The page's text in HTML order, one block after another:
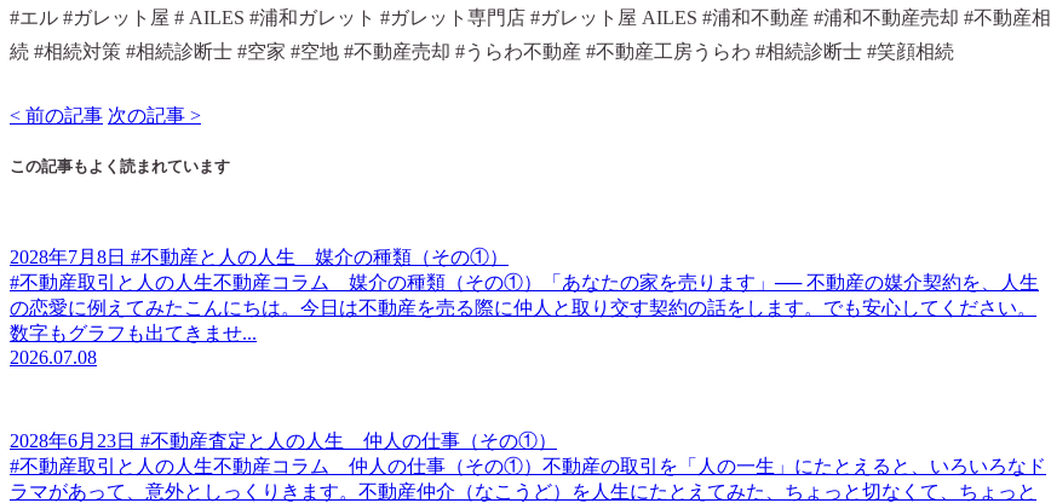
#エル #ガレット屋 # AILES #浦和ガレット #ガレット専門店 #ガレット屋 AILES #浦和不動産 #浦和不動産売却 #不動産相
続 #相続対策 #相続診断士 #空家 #空地 #不動産売却 #うらわ不動産 #不動産工房うらわ #相続診断士 #笑顔相続
< 前の記事 次の記事 >
この記事もよく読まれています
2028年7月8日 #不動産と人の人生 媒介の種類（その①）
#不動産取引と人の人生不動産コラム 媒介の種類（その①）「あなたの家を売ります」── 不動産の媒介契約を、人生
の恋愛に例えてみたこんにちは。今日は不動産を売る際に仲人と取り交す契約の話をします。でも安心してください。
数字もグラフも出てきませ...
2026.07.08
2028年6月23日 #不動産査定と人の人生 仲人の仕事（その①）
#不動産取引と人の人生不動産コラム 仲人の仕事（その①）不動産の取引を「人の一生」にたとえると、いろいろなド
ラマがあって、意外としっくりきます。不動産仲介（なこうど）を人生にたとえてみた、ちょっと切なくて、ちょっと